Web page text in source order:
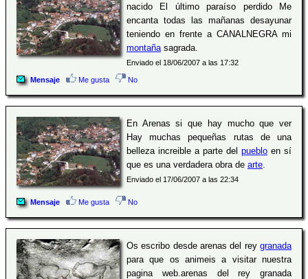
nacido El último paraíso perdido Me
encanta todas las mañanas desayunar
teniendo en frente a CANALNEGRA mi
montaña sagrada.
Enviado el 18/06/2007 a las 17:32
Mensaje Me gusta No
En Arenas si que hay mucho que ver
Hay muchas pequeñas rutas de una
belleza increible a parte del pueblo en sí
que es una verdadera obra de arte
Enviado el 17/06/2007 a las 22:34
Mensaje Me gusta No
Os escribo desde arenas del rey granada
para que os animeis a visitar nuestra
pagina web.arenas del rey granada